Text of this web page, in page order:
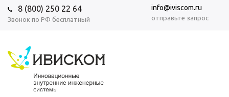
8 (800) 250 22 64
Звонок по РФ бесплатный
info@iviscom.ru
отправьте запрос